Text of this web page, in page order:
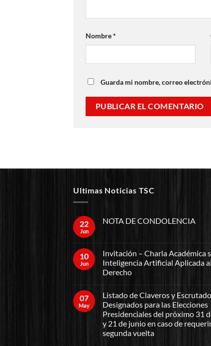
Nombre*
Guarda mi nombre, correo
Ultimas Noticias TSC
22
Jun
NOTA DE CONDOLENCIA
10
Jun
Invitación – Charla Académica
Inteligencia Artificial Aplicada al
Derecho
07
May
Listado de Claveros y
Designados para las Elecciones
Presidenciales del próximo 31
y 21 de junio en caso de
segunda vuelta